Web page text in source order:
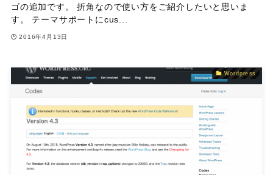
ゴの追加です。 折角なので使い方をご紹介したいと思いま
す。 テーマサポートにcus...
2016年4月13日
Wordpress